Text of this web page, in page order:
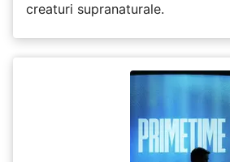
creaturi supranaturale.